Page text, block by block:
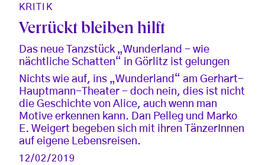
KRITIK
Verrückt bleiben hilft
Das neue Tanzstück „Wunderland - wie
nächtliche Schatten“ in Görlitz ist gelungen
Nichts wie auf, ins „Wunderland“ am Gerhart-
Hauptmann-Theater - doch nein, dies ist nicht
die Geschichte von Alice, auch wenn man
Motive erkennen kann. Dan Pelleg und Marko
E. Weigert begeben sich mit ihren TänzerInnen
auf eigene Lebensreisen.
12/02/2019